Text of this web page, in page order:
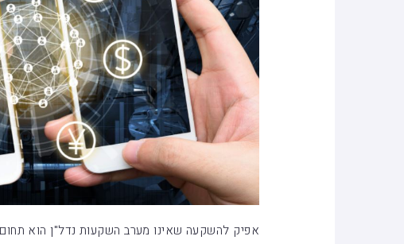
אפיק להשקעה שאינו מערב השקעות נדל"ן הוא תחום